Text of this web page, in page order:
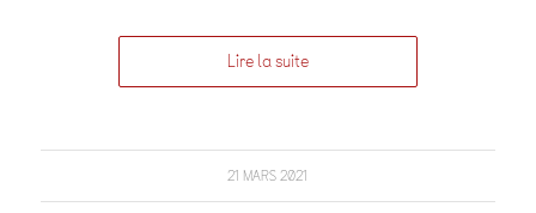
Lire la suite
21 MARS 2021